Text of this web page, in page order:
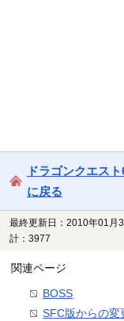
ドラゴンクエス
に戻る
最終更新日：2010年01月
計：3977
関連ページ
BOSS
SFC版からの変